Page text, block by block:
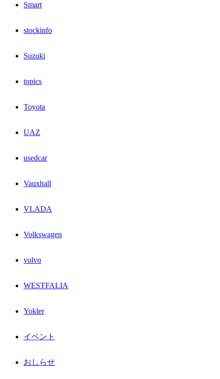
Smart
stockinfo
Suzuki
topics
Toyota
UAZ
usedcar
Vauxhall
VLADA
Volkswagen
volvo
WESTFALIA
Yokler
イベント
おしらせ